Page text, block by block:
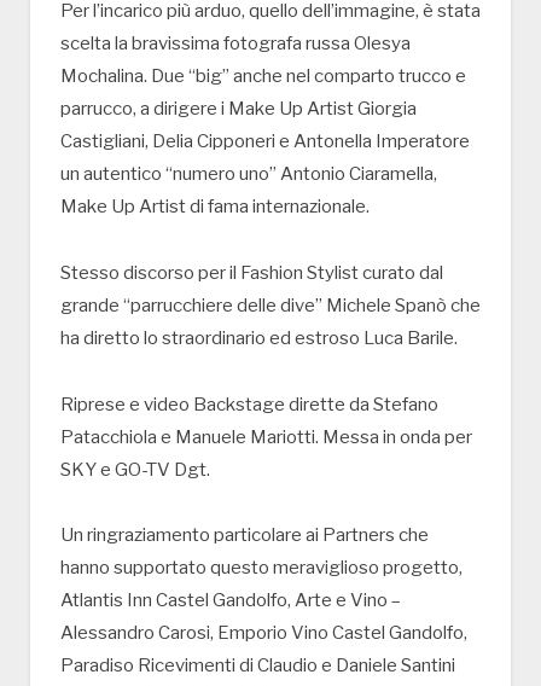
Per l’incarico più arduo, quello dell’immagine, è stata
scelta la bravissima fotografa russa Olesya
Mochalina. Due “big” anche nel comparto trucco e
parrucco, a dirigere i Make Up Artist Giorgia
Castigliani, Delia Cipponeri e Antonella Imperatore
un autentico “numero uno” Antonio Ciaramella,
Make Up Artist di fama internazionale.
Stesso discorso per il Fashion Stylist curato dal
grande “parrucchiere delle dive” Michele Spanò che
ha diretto lo straordinario ed estroso Luca Barile.
Riprese e video Backstage dirette da Stefano
Patacchiola e Manuele Mariotti. Messa in onda per
SKY e GO-TV Dgt.
Un ringraziamento particolare ai Partners che
hanno supportato questo meraviglioso progetto,
Atlantis Inn Castel Gandolfo, Arte e Vino –
Alessandro Carosi, Emporio Vino Castel Gandolfo,
Paradiso Ricevimenti di Claudio e Daniele Santini